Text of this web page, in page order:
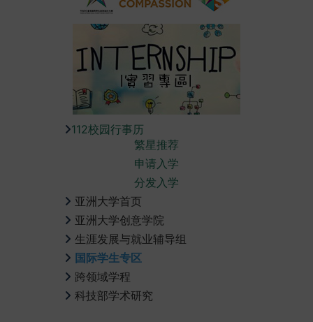
112校园行事历
繁星推荐
申请入学
分发入学
亚洲大学首页
亚洲大学创意学院
生涯发展与就业辅导组
国际学生专区
跨领域学程
科技部学术研究